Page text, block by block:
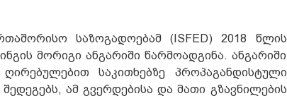
საზოგადოებამ (ISFED) 2018 წლის
მორიგი ანგარიში წარმოადგინა. ანგარიში
საკითხებზე პროპაგანდისტული
ამ გვერდებისა და მათი გზავნილების